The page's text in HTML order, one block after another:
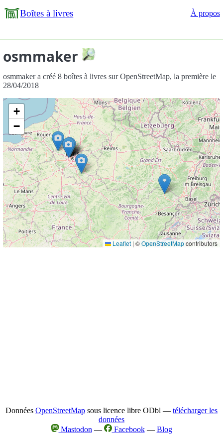
Boîtes à livres À propos
osmmaker
osmmaker a créé 8 boîtes à livres sur OpenStreetMap, la première le
28/04/2018
+
−
Leaflet | ©OpenStreetMapcontributors
Données OpenStreetMap sous licence libre ODbl — télécharger les
données
Mastodon — Facebook— Blog